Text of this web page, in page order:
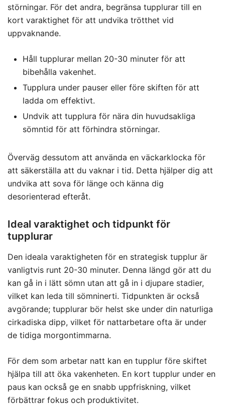
störningar. För det andra, begränsa tupplurar till en
kort varaktighet för att undvika trötthet vid
uppvaknande.
Håll tupplurar mellan 20-30 minuter för att
bibehålla vakenhet.
Tupplura under pauser eller före skiften för att
ladda om effektivt.
Undvik att tupplura för nära din huvudsakliga
sömntid för att förhindra störningar.
Överväg dessutom att använda en väckarklocka för
att säkerställa att du vaknar i tid. Detta hjälper dig att
undvika att sova för länge och känna dig
desorienterad efteråt.
Ideal varaktighet och tidpunkt för
tupplurar
Den ideala varaktigheten för en strategisk tupplur är
vanligtvis runt 20-30 minuter. Denna längd gör att du
kan gå in i lätt sömn utan att gå in i djupare stadier,
vilket kan leda till sömninerti. Tidpunkten är också
avgörande; tupplurar bör helst ske under din naturliga
cirkadiska dipp, vilket för nattarbetare ofta är under
de tidiga morgontimmarna.
För dem som arbetar natt kan en tupplur före skiftet
hjälpa till att öka vakenheten. En kort tupplur under en
paus kan också ge en snabb uppfriskning, vilket
förbättrar fokus och produktivitet.